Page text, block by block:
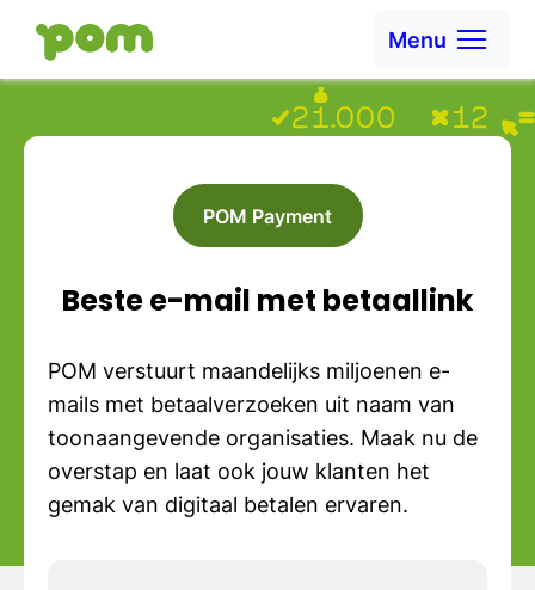
Ga naar Home
Menu
POM Payment
Beste e-mail met betaallink
POM verstuurt maandelijks miljoenen e-
mails met betaalverzoeken uit naam van
toonaangevende organisaties. Maak nu de
overstap en laat ook jouw klanten het
gemak van digitaal betalen ervaren.